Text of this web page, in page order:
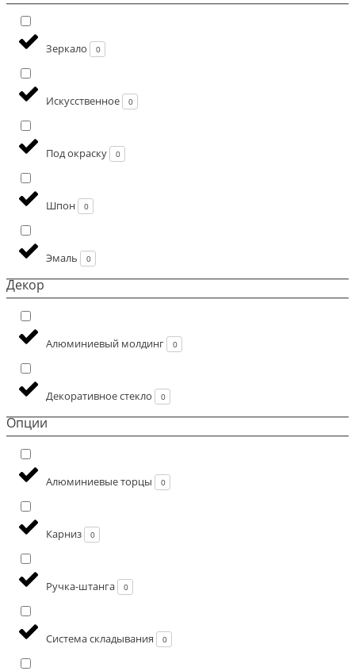
Зеркало 0
Искусственное 0
Под окраску 0
Шпон 0
Эмаль 0
Декор
Алюминиевый молдинг 0
Декоративное стекло 0
Опции
Алюминиевые торцы 0
Карниз 0
Ручка-штанга 0
Система складывания 0